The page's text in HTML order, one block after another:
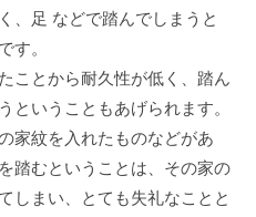
、足 などで踏んでしまうと
す。
ことから耐久性が低く、踏ん
ということもあげられます。
家紋を入れたものなどがあ
踏むということは、その家の
しまい、とても失礼なことと